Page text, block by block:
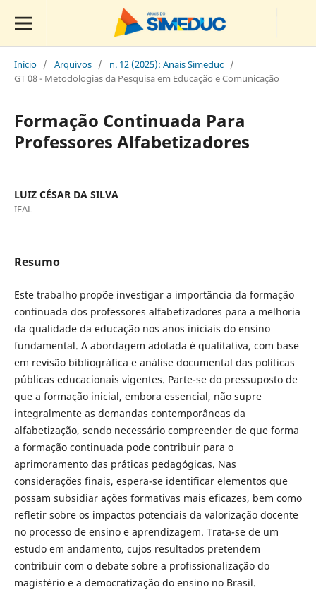
Início / Arquivos / n. 12 (2025): Anais Simeduc /
GT 08 - Metodologias da Pesquisa em Educação e Comunicação
Formação Continuada Para
Professores Alfabetizadores
LUIZ CÉSAR DA SILVA
IFAL
Resumo
Este trabalho propõe investigar a importância da formação
continuada dos professores alfabetizadores para a melhoria
da qualidade da educação nos anos iniciais do ensino
fundamental. A abordagem adotada é qualitativa, com base
em revisão bibliográfica e análise documental das políticas
públicas educacionais vigentes. Parte-se do pressuposto de
que a formação inicial, embora essencial, não supre
integralmente as demandas contemporâneas da
alfabetização, sendo necessário compreender de que forma
a formação continuada pode contribuir para o
aprimoramento das práticas pedagógicas. Nas
considerações finais, espera-se identificar elementos que
possam subsidiar ações formativas mais eficazes, bem como
refletir sobre os impactos potenciais da valorização docente
no processo de ensino e aprendizagem. Trata-se de um
estudo em andamento, cujos resultados pretendem
contribuir com o debate sobre a profissionalização do
magistério e a democratização do ensino no Brasil.